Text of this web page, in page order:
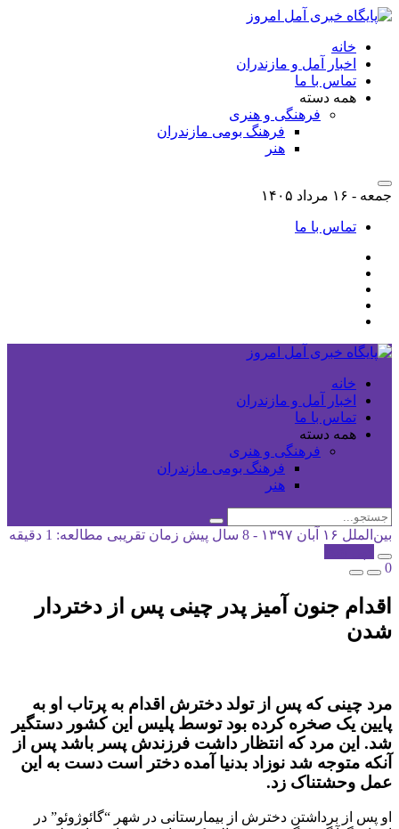
خانه
اخبار آمل و مازندران
تماس با ما
همه دسته
فرهنگی و هنری
فرهنگ بومی مازندران
هنر
جمعه - ۱۶ مرداد ۱۴۰۵
تماس با ما
خانه
اخبار آمل و مازندران
تماس با ما
همه دسته
فرهنگی و هنری
فرهنگ بومی مازندران
هنر
بین‌الملل ۱۶ آبان ۱۳۹۷ - 8 سال پیش
زمان تقریبی مطالعه: 1 دقیقه
0
اقدام جنون آمیز پدر چینی پس از دختردار
شدن
مرد چینی که پس از تولد دخترش اقدام به پرتاب او به
پایین یک صخره کرده بود توسط پلیس این کشور دستگیر
شد. این مرد که انتظار داشت فرزندش پسر باشد پس از
آنکه متوجه شد نوزاد بدنیا آمده دختر است دست به این
عمل وحشتناک زد.
او پس از برداشتن دخترش از بیمارستانی در شهر “گائوژوئو” در